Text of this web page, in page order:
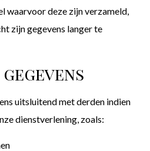
waarvoor deze zijn verzameld,
zijn gegevens langer te
uitsluitend met derden indien
dienstverlening, zoals: